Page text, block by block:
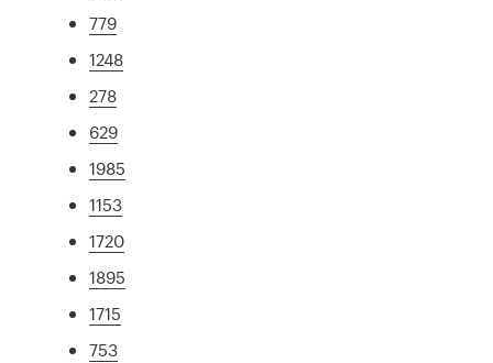
779
1248
278
629
1985
1153
1720
1895
1715
753